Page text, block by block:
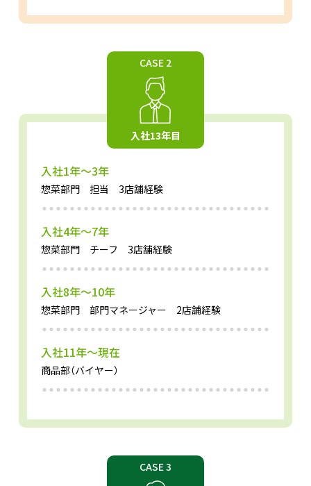
CASE 2
入社13年目
入社1年～3年
惣菜部門 担当 3店舗経験
入社4年～7年
惣菜部門 チーフ 3店舗経験
入社8年～10年
惣菜部門 部門マネージャー 2店舗経験
入社11年～現在
商品部（バイヤー）
CASE 3